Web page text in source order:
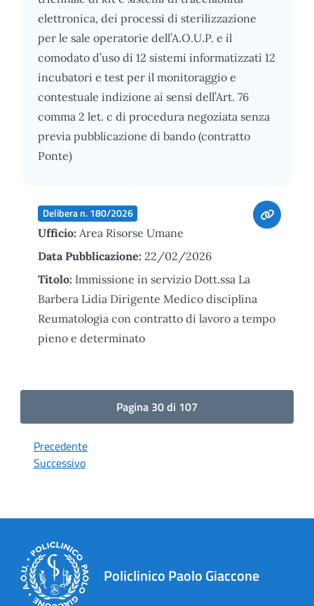
elettronica, dei processi di sterilizzazione
per le sale operatorie dell’A.O.U.P. e il
comodato d’uso di 12 sistemi informatizzati 12
incubatori e test per il monitoraggio e
contestuale indizione ai sensi dell’Art. 76
comma 2 let. c di procedura negoziata senza
previa pubblicazione di bando (contratto
Ponte)
Delibera n. 180/2026
Ufficio: Area Risorse Umane
Data Pubblicazione: 22/02/2026
Titolo: Immissione in servizio Dott.ssa La
Barbera Lidia Dirigente Medico disciplina
Reumatologia con contratto di lavoro a tempo
pieno e determinato
Pagina 30 di 107
Precedente
Successivo
Policlinico Paolo Giaccone